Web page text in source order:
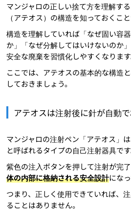
マンジャロの正しい捨て方を理解す
（アテオス）の構造を知っておくこと
構造を理解していれば「なぜ固い容
か」「なぜ分解してはいけないのか
安全な廃棄を習慣化しやすくなります
ここでは、アテオスの基本的な構造
しておきましょう。
アテオスは注射後に針が自動
マンジャロの注射ペン「アテオス」
と呼ばれるタイプの自己注射器具です
紫色の注入ボタンを押して注射が完
体の内部に格納される安全設計にな
つまり、正しく使用できていれば、
ることはありません。